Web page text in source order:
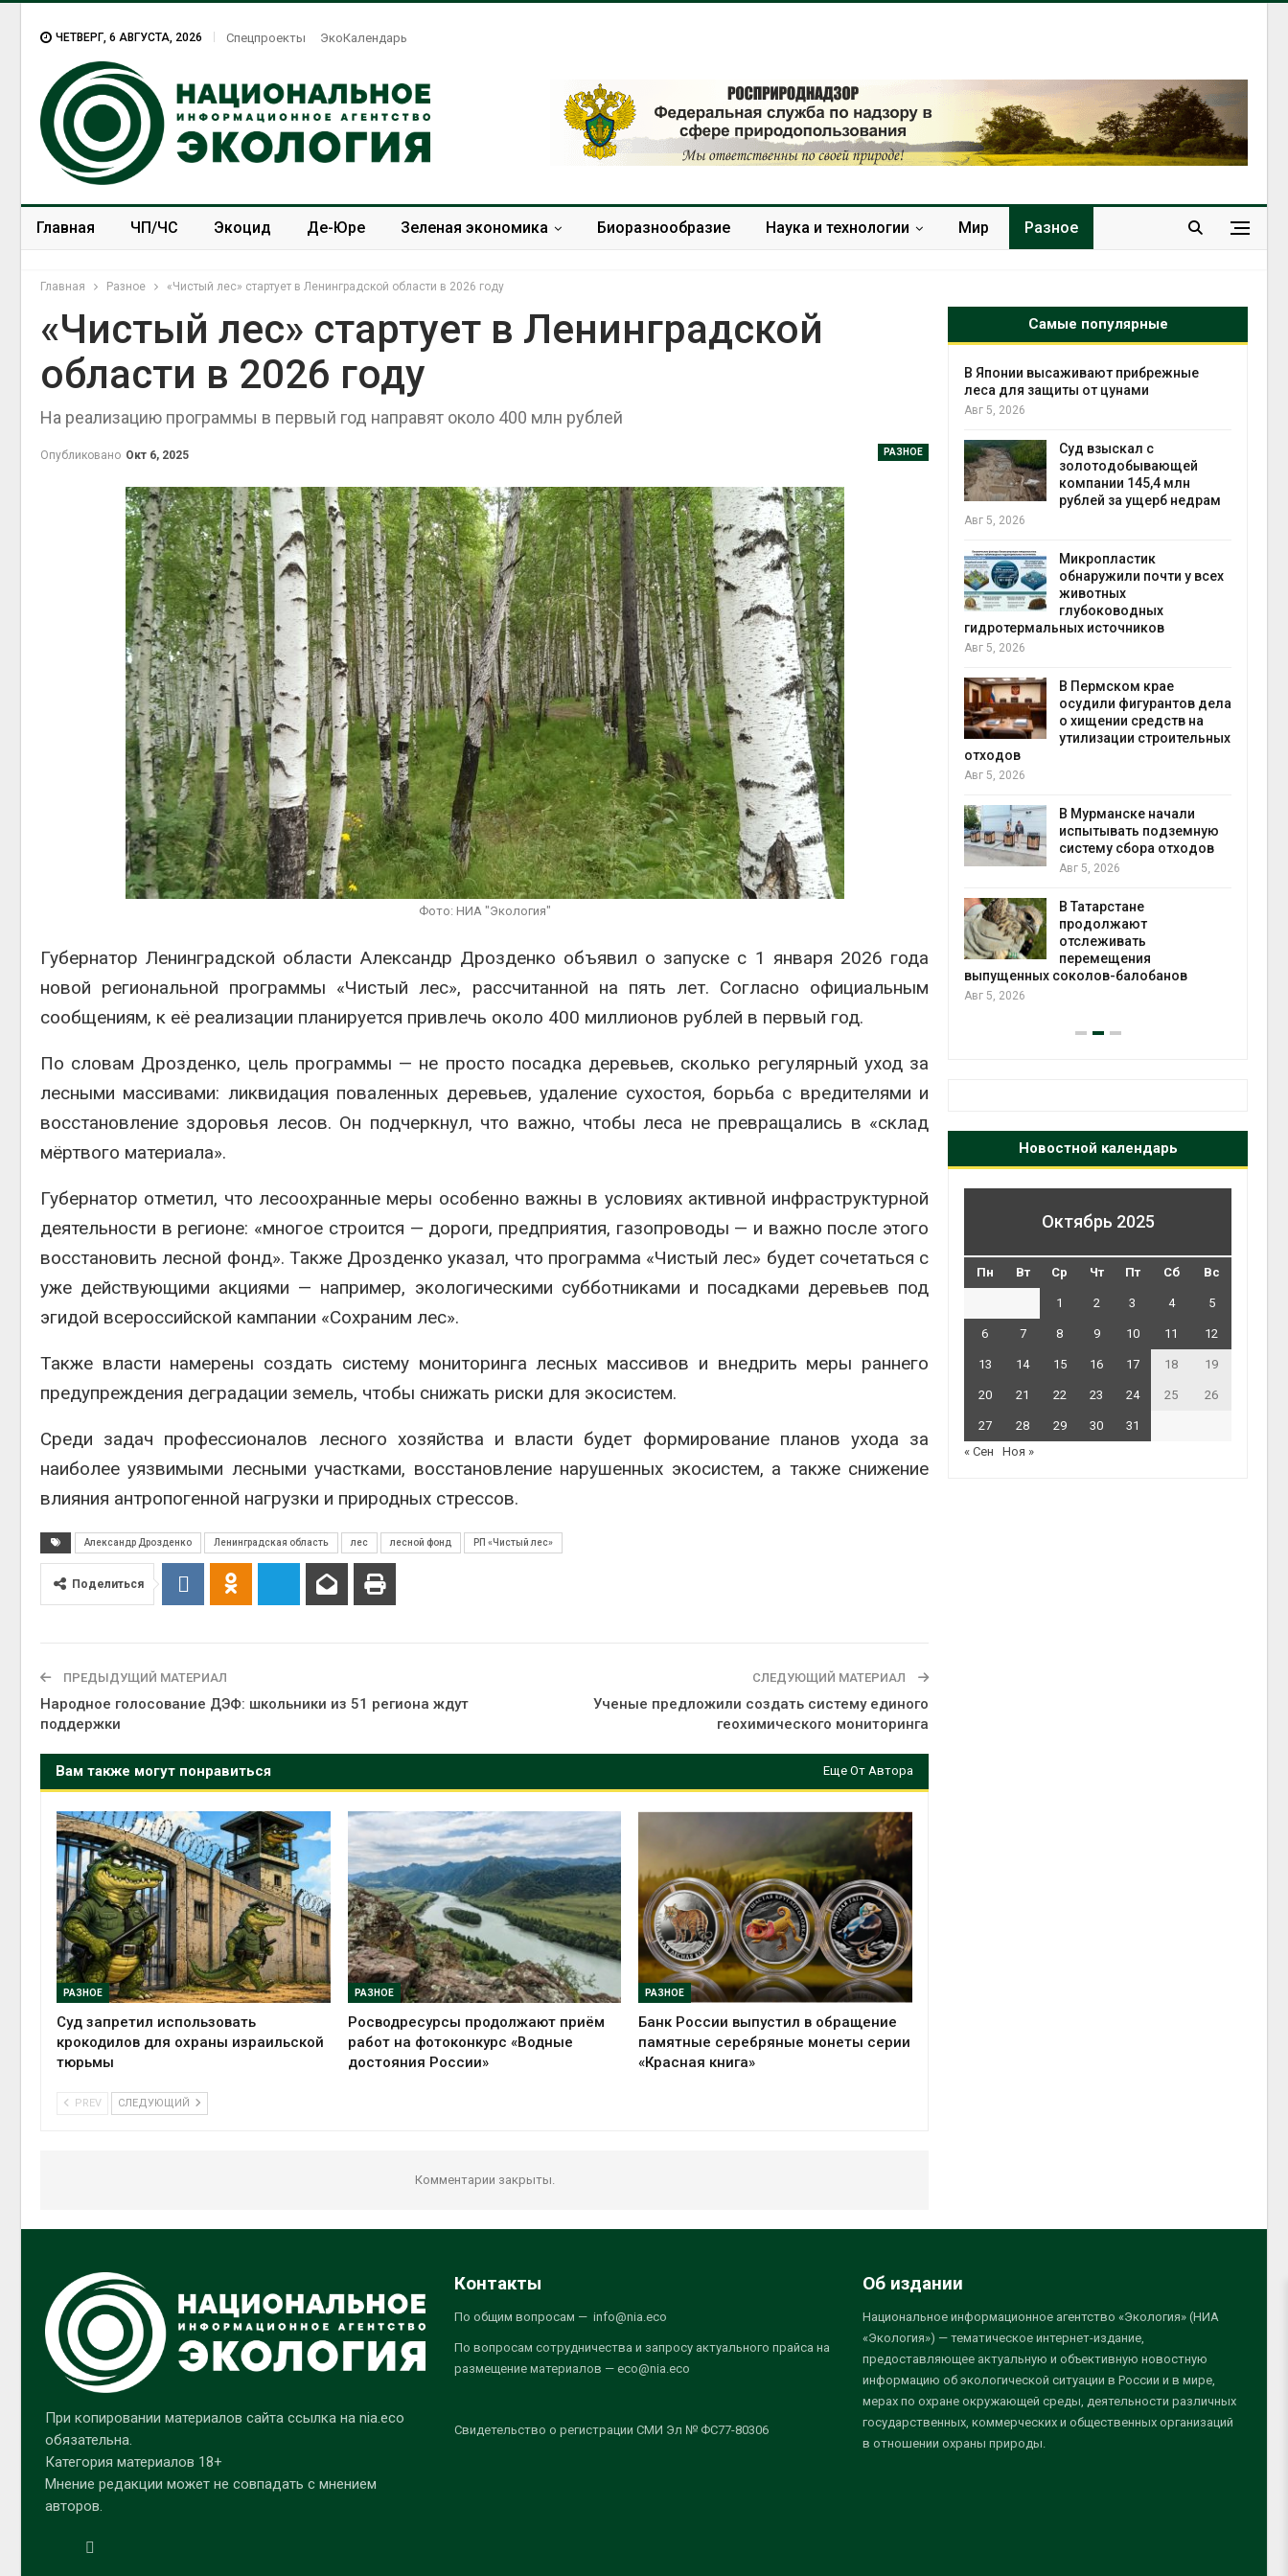
ЧЕТВЕРГ, 6 АВГУСТА, 2026 Спецпроекты ЭкоКалендарь
Главная ЧП/ЧС Экоцид Де-Юре Зеленая экономика Биоразнообразие Наука и технологии Мир Разное
Главная Разное «Чистый лес» стартует в Ленинградской области в 2026 году
«Чистый лес» стартует в Ленинградской
области в 2026 году
На реализацию программы в первый год направят около 400 млн рублей
РАЗНОЕ
Опубликовано Окт 6, 2025
Фото: НИА "Экология"
Губернатор Ленинградской области Александр Дрозденко объявил о запуске с 1 января 2026 года
новой региональной программы «Чистый лес», рассчитанной на пять лет. Согласно официальным
сообщениям, к её реализации планируется привлечь около 400 миллионов рублей в первый год.
По словам Дрозденко, цель программы — не просто посадка деревьев, сколько регулярный уход за
лесными массивами: ликвидация поваленных деревьев, удаление сухостоя, борьба с вредителями и
восстановление здоровья лесов. Он подчеркнул, что важно, чтобы леса не превращались в «склад
мёртвого материала».
Губернатор отметил, что лесоохранные меры особенно важны в условиях активной инфраструктурной
деятельности в регионе: «многое строится — дороги, предприятия, газопроводы — и важно после этого
восстановить лесной фонд». Также Дрозденко указал, что программа «Чистый лес» будет сочетаться с
уже действующими акциями — например, экологическими субботниками и посадками деревьев под
эгидой всероссийской кампании «Сохраним лес».
Также власти намерены создать систему мониторинга лесных массивов и внедрить меры раннего
предупреждения деградации земель, чтобы снижать риски для экосистем.
Среди задач профессионалов лесного хозяйства и власти будет формирование планов ухода за
наиболее уязвимыми лесными участками, восстановление нарушенных экосистем, а также снижение
влияния антропогенной нагрузки и природных стрессов.
Александр Дрозденко Ленинградская область лес лесной фонд РП «Чистый лес»
Поделиться
ПРЕДЫДУЩИЙ МАТЕРИАЛ
Народное голосование ДЭФ: школьники из 51 региона ждут
поддержки
СЛЕДУЮЩИЙ МАТЕРИАЛ
Ученые предложили создать систему единого
геохимического мониторинга
Вам также могут понравиться Еще От Автора
РАЗНОЕ
Суд запретил использовать
крокодилов для охраны израильской
тюрьмы
РАЗНОЕ
Росводресурсы продолжают приём
работ на фотоконкурс «Водные
достояния России»
РАЗНОЕ
Банк России выпустил в обращение
памятные серебряные монеты серии
«Красная книга»
PREV СЛЕДУЮЩИЙ
Комментарии закрыты.
Самые популярные
мониторинга и оценки
нагрузки на Байкал
исчезновения крокодилы
всё чаще нападают на
жителей Малайзии
Авг 5, 2026
В России изменили
правила защиты от
паводков,
лесоустройства,
рыболовства и регистрации пестицидов
Авг 5, 2026
От спасения рек до
цифровых экотроп:
определены финалисты
Детского
экологического форума
Авг 4, 2026
Обратный разворот: Shell
продаёт европейские
ВИЭ-активы и усиливает
ставку на нефть и газ
Ливни и наводнения на
гибели 14 человек
Авг 4, 2026
В Кении противников
проверяют по статье о
терроризме
Авг 5, 2026
Суд запретил
использовать
крокодилов для охраны
израильской тюрьмы
Авг 5, 2026
Органические яйца
оказались «хуже для
климата»: исследование
показало пределы
экологических расчётов
Авг 5, 2026
Стартовал прием заявок
на экологическую
премию
«Экопозитив-2026»
Авг 5, 2026
перевод частных домов
Авг 5, 2026
В Японии высаживают прибрежные
леса для защиты от цунами
Авг 5, 2026
Суд взыскал с
золотодобывающей
компании 145,4 млн
рублей за ущерб недрам
Авг 5, 2026
Микропластик
обнаружили почти у всех
животных
глубоководных
гидротермальных источников
Авг 5, 2026
В Пермском крае
осудили фигурантов дела
о хищении средств на
утилизации строительных
отходов
Авг 5, 2026
В Мурманске начали
испытывать подземную
систему сбора отходов
Авг 5, 2026
В Татарстане
продолжают
отслеживать
перемещения
выпущенных соколов-балобанов
Авг 5, 2026
Новостной календарь
Октябрь 2025
Пн Вт Ср Чт Пт Сб Вс
1 2 3 4 5
6 7 8 9 10 11 12
13 14 15 16 17 18 19
20 21 22 23 24 25 26
27 28 29 30
31
« Сен
Ноя »
При копировании материалов сайта ссылка на nia.eco
обязательна.
Категория материалов 18+
Мнение редакции может не совпадать с мнением
авторов.
Контакты
По общим вопросам — info@nia.eco
По вопросам сотрудничества и запросу актуального прайса на
размещение материалов — eco@nia.eco
Свидетельство о регистрации СМИ Эл № ФС77-80306
Об издании
Национальное информационное агентство «Экология» (НИА
«Экология») — тематическое интернет-издание,
предоставляющее актуальную и объективную новостную
информацию об экологической ситуации в России и в мире,
мерах по охране окружающей среды, деятельности различных
государственных, коммерческих и общественных организаций
в отношении охраны природы.